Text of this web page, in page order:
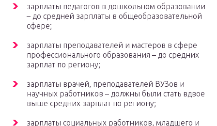
зарплаты педагогов в дошкольном образовании
– до средней зарплаты в общеобразовательной
сфере;
зарплаты преподавателей и мастеров в сфере
профессионального образования – до средних
зарплат по региону;
зарплаты врачей, преподавателей ВУЗов и
научных работников – должны были стать вдвое
выше средних зарплат по региону;
зарплаты социальных работников, младшего и